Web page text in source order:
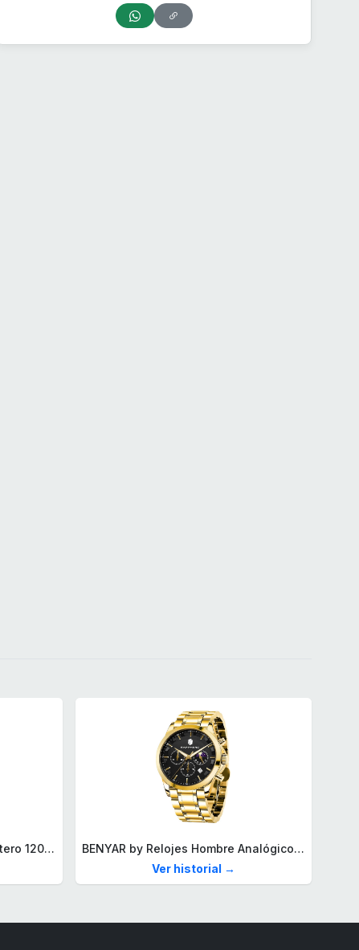
BRA Signature | Cuchillo tomatero 120 mm, Acero Inoxidable alemán forjado con Molibdeno Vanadio, Mango Remachado ABS, Diseño Ergonómico, Hoja 1,6 mm espesor
BENYAR by Relojes Hombre Analógico Cuarzo Cronografo Impermeable Luminoso Fecha Moda Casual Reloj de Pulsera Elegante Regalo para Hombre
Ver historial →